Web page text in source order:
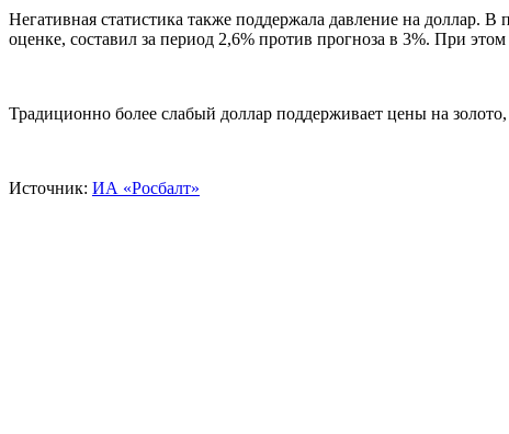
Негативная статистика также поддержала давление на доллар.
оценке, составил за период 2,6% против прогноза в 3%. При
Традиционно более слабый доллар поддерживает цены на
Источник: ИА «Росбалт»